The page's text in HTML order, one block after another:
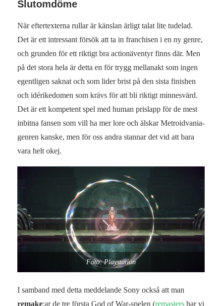
Slutomdöme
När eftertexterna rullar är känslan ärligt talat lite tudelad.
Det är ett intressant försök att ta in franchisen i en ny genre,
och grunden för ett riktigt bra actionäventyr finns där. Men
på det stora hela är detta en för trygg mellanakt som ingen
egentligen saknat och som lider brist på den sista finishen
och idérikedomen som krävs för att bli riktigt minnesvärd.
Det är ett kompetent spel med human prislapp för de mest
inbitna fansen som vill ha mer lore och älskar Metroidvania-
genren kanske, men för oss andra stannar det vid att bara
vara helt okej.
Foto: Playstation
I samband med detta meddelande Sony också att man
remake:ar de tre första God of War-spelen (remasters har vi